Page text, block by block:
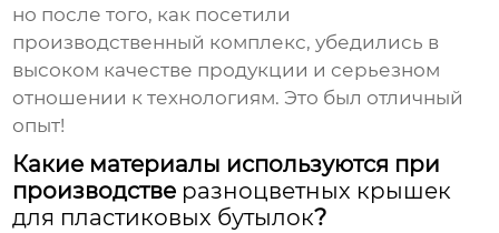
но после того, как посетили
производственный комплекс, убедились в
высоком качестве продукции и серьезном
отношении к технологиям. Это был отличный
опыт!
Какие материалы используются при
производстве разноцветных крышек
для пластиковых бутылок?